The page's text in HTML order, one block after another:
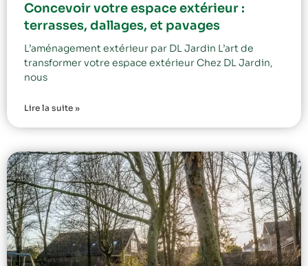
Concevoir votre espace extérieur :
terrasses, dallages, et pavages
L’aménagement extérieur par DL Jardin L’art de
transformer votre espace extérieur Chez DL Jardin,
nous
Lire la suite »